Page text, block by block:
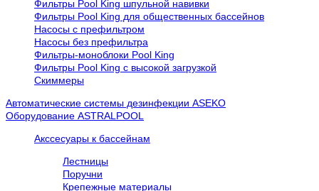
Фильтры Pool King шпульной навивки
Фильтры Pool King для общественных бассейнов
Насосы с префильтром
Насосы без префильтра
Фильтры-моноблоки Pool King
Фильтры Pool King с высокой загрузкой
Скиммеры
Автоматические системы дезинфекции ASEKO
Оборудование ASTRALPOOL
Акссесуары к бассейнам
Лестницы
Поручни
Крепежные материалы